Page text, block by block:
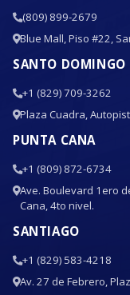
(809) 899-2679
Blue Mall, Piso #22,
SANTO DOMINGO
+1 (829) 709-3262
Plaza Cuadra,
PUNTA CANA
+1 (809) 872-6734
Ave. Boulevard 1ero
Cana, 4to nivel.
SANTIAGO
+1 (829) 583-4218
Av. 27 de Febrero,